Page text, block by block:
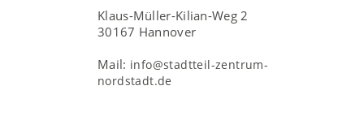
Klaus-Müller-Kilian-Weg 2
30167 Hannover
Mail: info@stadtteil-zentrum-
nordstadt.de